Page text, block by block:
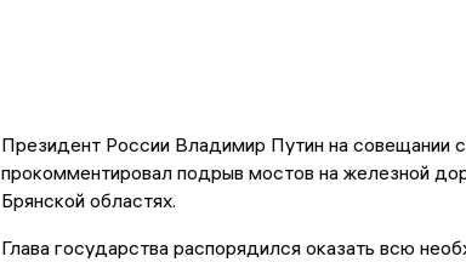
Президент России Владимир Путин на совещании
прокомментировал подрыв мостов на железной
Брянской областях.
Глава государства распорядился оказать всю